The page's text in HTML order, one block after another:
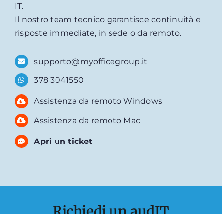
IT.
Il nostro team tecnico garantisce continuità e
risposte immediate, in sede o da remoto.
supporto@myofficegroup.it
378 3041550
Assistenza da remoto Windows
Assistenza da remoto Mac
Apri un ticket